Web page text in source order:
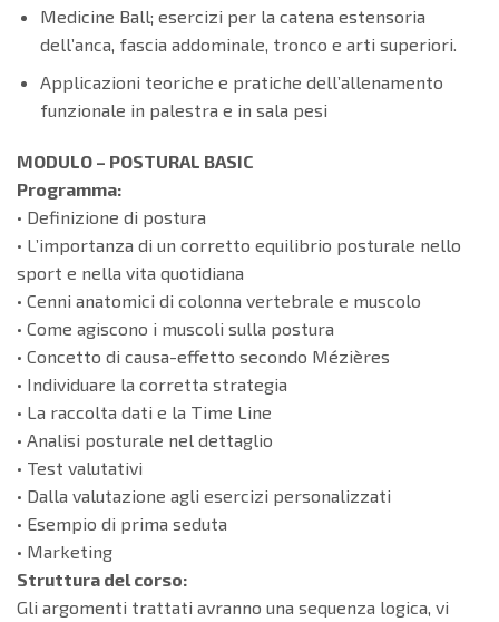
Medicine Ball; esercizi per la catena estensoria
dell’anca, fascia addominale, tronco e arti superiori.
Applicazioni teoriche e pratiche dell’allenamento
funzionale in palestra e in sala pesi
MODULO – POSTURAL BASIC
Programma:
• Definizione di postura
• L’importanza di un corretto equilibrio posturale nello
sport e nella vita quotidiana
• Cenni anatomici di colonna vertebrale e muscolo
• Come agiscono i muscoli sulla postura
• Concetto di causa-effetto secondo Mézières
• Individuare la corretta strategia
• La raccolta dati e la Time Line
• Analisi posturale nel dettaglio
• Test valutativi
• Dalla valutazione agli esercizi personalizzati
• Esempio di prima seduta
• Marketing
Struttura del corso:
Gli argomenti trattati avranno una sequenza logica, vi